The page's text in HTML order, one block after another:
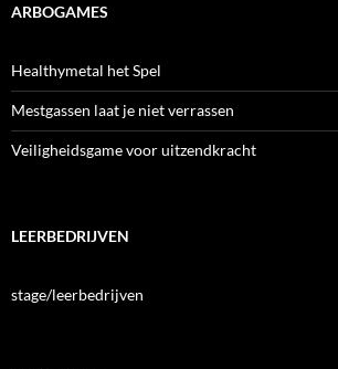
ARBOGAMES
Healthymetal het Spel
Mestgassen laat je niet verrassen
Veiligheidsgame voor uitzendkracht
LEERBEDRIJVEN
stage/leerbedrijven